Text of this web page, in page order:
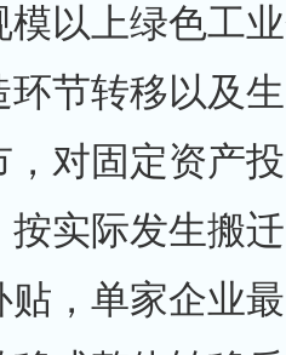
以上绿色工业
环节转移以及
，对固定资产
按实际发生搬
贴，单家企业